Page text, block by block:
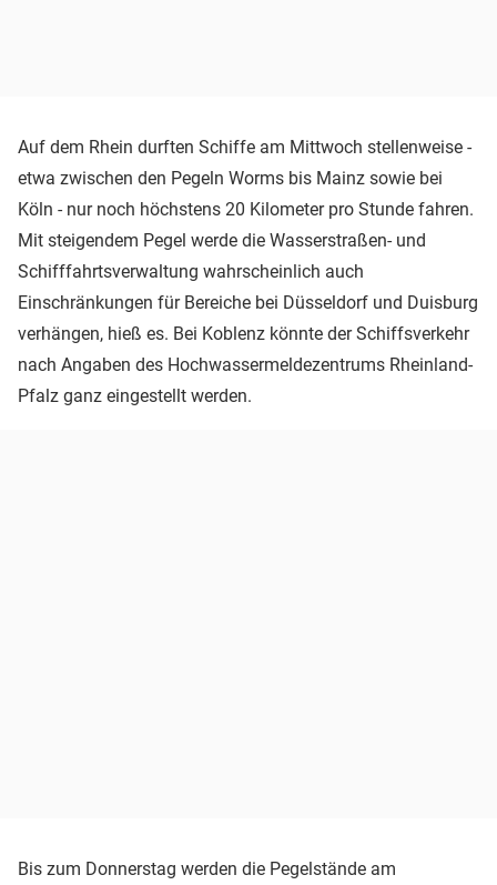
Auf dem Rhein durften Schiffe am Mittwoch stellenweise -
etwa zwischen den Pegeln Worms bis Mainz sowie bei
Köln - nur noch höchstens 20 Kilometer pro Stunde fahren.
Mit steigendem Pegel werde die Wasserstraßen- und
Schifffahrtsverwaltung wahrscheinlich auch
Einschränkungen für Bereiche bei Düsseldorf und Duisburg
verhängen, hieß es. Bei Koblenz könnte der Schiffsverkehr
nach Angaben des Hochwassermeldezentrums Rheinland-
Pfalz ganz eingestellt werden.
Bis zum Donnerstag werden die Pegelstände am